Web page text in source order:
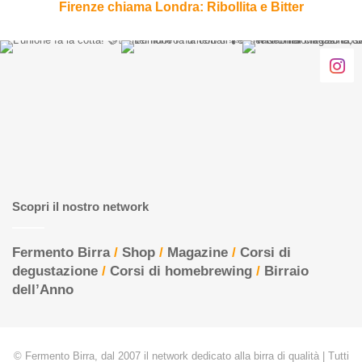
Firenze chiama Londra: Ribollita e Bitter
Scopri il nostro network
Fermento Birra/ Shop / Magazine / Corsi di
degustazione / Corsi di homebrewing / Birraio
dell’Anno
© Fermento Birra, dal 2007 il network dedicato alla birra di qualità | Tutti